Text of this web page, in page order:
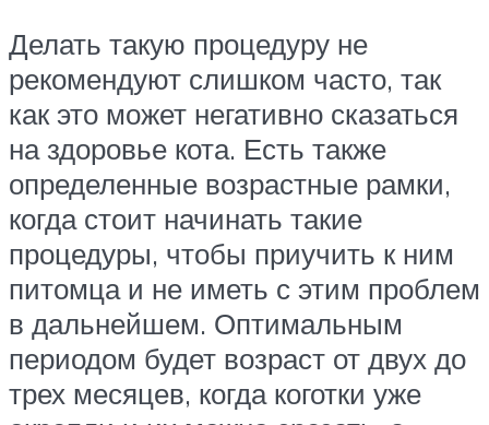
Делать такую процедуру не
рекомендуют слишком часто, так
как это может негативно сказаться
на здоровье кота. Есть также
определенные возрастные рамки,
когда стоит начинать такие
процедуры, чтобы приучить к ним
питомца и не иметь с этим проблем
в дальнейшем. Оптимальным
периодом будет возраст от двух до
трех месяцев, когда коготки уже